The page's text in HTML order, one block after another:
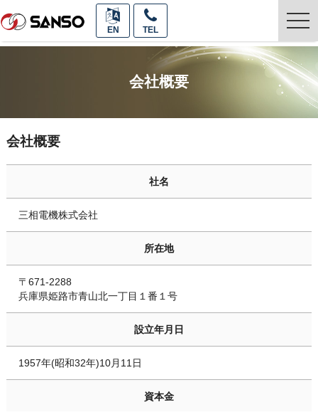
EN TEL
会社概要
会社概要
社名
三相電機株式会社
所在地
〒671-2288
兵庫県姫路市青山北一丁目１番１号
設立年月日
1957年(昭和32年)10月11日
資本金